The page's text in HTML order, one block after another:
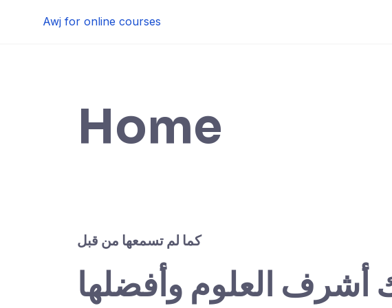
Awj for online courses
Home
كما لم تسمعها من قبل
أشرف العلوم وأفضلها